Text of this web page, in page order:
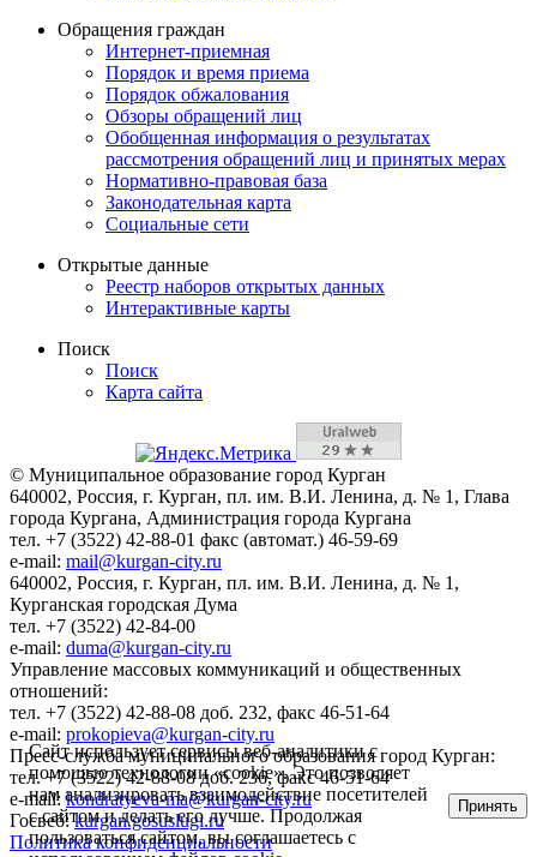
Обращения граждан
Интернет-приемная
Порядок и время приема
Порядок обжалования
Обзоры обращений лиц
Обобщенная информация о результатах
рассмотрения обращений лиц и принятых мерах
Нормативно-правовая база
Законодательная карта
Социальные сети
Открытые данные
Реестр наборов открытых данных
Интерактивные карты
Поиск
Поиск
Карта сайта
© Муниципальное образование город Курган
640002, Россия, г. Курган, пл. им. В.И. Ленина, д. № 1, Глава
города Кургана, Администрация города Кургана
тел. +7 (3522) 42-88-01 факс (автомат.) 46-59-69
e-mail: mail@kurgan-city.ru
640002, Россия, г. Курган, пл. им. В.И. Ленина, д. № 1,
Курганская городская Дума
тел. +7 (3522) 42-84-00
e-mail: duma@kurgan-city.ru
Управление массовых коммуникаций и общественных
отношений:
тел. +7 (3522) 42-88-08 доб. 232, факс 46-51-64
e-mail: prokopieva@kurgan-city.ru
Пресс-служба муниципального образования город Курган:
тел. +7 (3522) 42-88-08 доб. 236, факс 46-51-64
e-mail:kondratyeva-ma@kurgan-city.ru
Госвеб:kurgan.gosuslugi.ru
Политика конфиденциальности
Сайт использует сервисы веб-аналитики с
помощью технологии «cookie». Это позволяет
нам анализировать взаимодействие посетителей
с сайтом и делать его лучше. Продолжая
пользоваться сайтом, вы соглашаетесь с
Принять